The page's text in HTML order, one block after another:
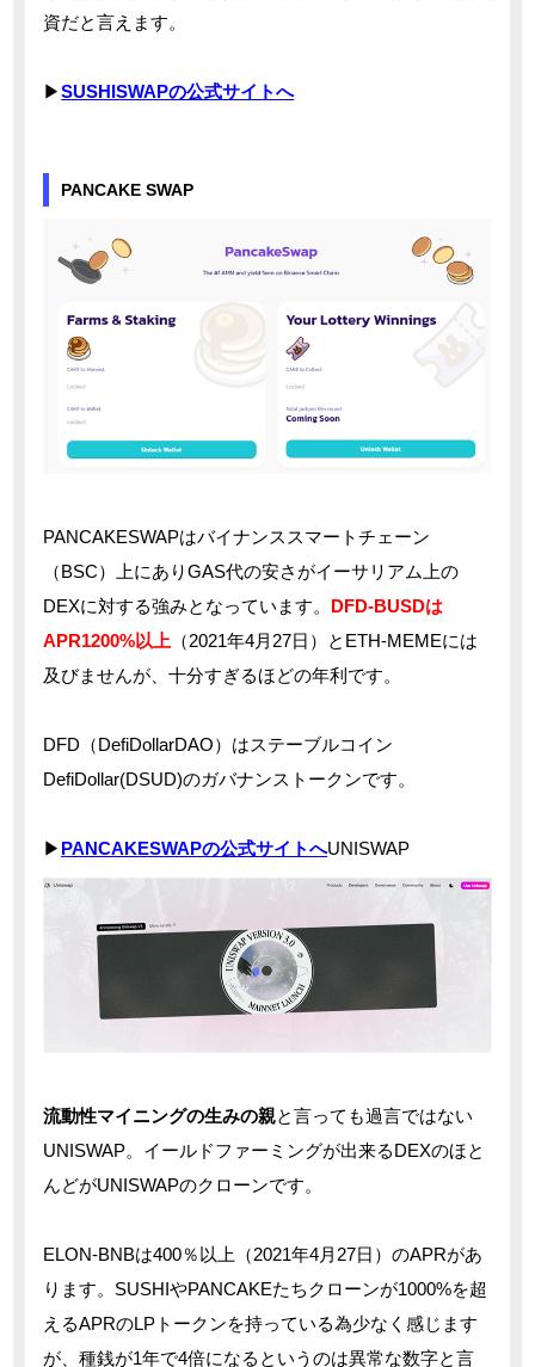
資だと言えます。
▶SUSHISWAPの公式サイトへ
PANCAKE SWAP
PANCAKESWAPはバイナンススマートチェーン
（BSC）上にありGAS代の安さがイーサリアム上の
DEXに対する強みとなっています。 DFD-BUSDは
APR1200%以上 （2021年4月27日）とETH-MEMEには
及びませんが、十分すぎるほどの年利です。
DFD（DefiDollarDAO）はステーブルコイン
DefiDollar(DSUD)のガバナンストークンです。
▶ PANCAKESWAPの公式サイトへUNISWAP
流動性マイニングの生みの親と言っても過言ではない
UNISWAP。イールドファーミングが出来るDEXのほと
んどがUNISWAPのクローンです。
ELON-BNBは400％以上（2021年4月27日）のAPRがあ
ります。SUSHIやPANCAKEたちクローンが1000%を超
えるAPRのLPトークンを持っている為少なく感じます
が、種銭が1年で4倍になるというのは異常な数字と言